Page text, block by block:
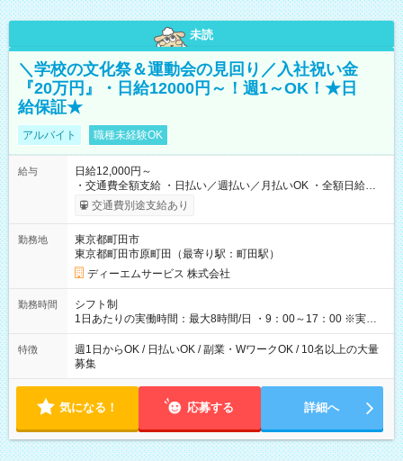
未読
＼学校の文化祭＆運動会の見回り／入社祝い金
『20万円』・日給12000円～！週1～OK！★日
給保証★
アルバイト 職種未経験OK
給与
日給12,000円～
・交通費全額支給 ・日払い／週払い／月払いOK ・全額日給保
証あり ・－・－・－・－・－・－・－・－・－・－・ ★☆入社
祝金20万円★☆ ※1勤務毎に2000円ずつ支給！ ※100勤務目で合
－・－・－・－・－・ ≪給与例≫ 月22日働いた場合 月給：26
万4，000円 ＝12，000円×22日 ※別途交通費 ----- ■法定研修：
20時間×1，226円／合計24，520円支給 『お弁当』支給もあり♪
【試用期間】試用期間なし
交通費別途支給あり
勤務地
東京都町田市
東京都町田市原町田（最寄り駅：町田駅）
ディーエムサービス 株式会社
勤務時間
シフト制
1日あたりの実働時間：最大8時間/日 ・9：00～17：00 ※実働8
時間・休憩1時間 ⇒実は…16時くらいには終わっちゃうことがほ
とんどです！ ★早く勤務が終わっても日給保証あり！
特徴
週1日からOK / 日払いOK / 副業・WワークOK / 10名以上の大量
募集
気になる！ 応募する 詳細へ